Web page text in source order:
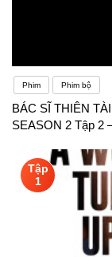
Phim Phim bộ
BÁC SĨ THIÊN
SEASON 2 Tập 2
Tập
1